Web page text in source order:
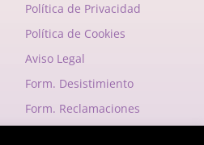
Política de Privacidad
Política de Cookies
Aviso Legal
Form. Desistimiento
Form. Reclamaciones